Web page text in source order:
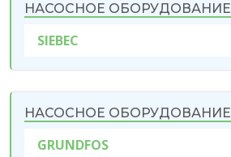
НАСОСНОЕ ОБОРУДОВАНИЕ
SIEBEC
НАСОСНОЕ ОБОРУДОВАНИЕ
GRUNDFOS